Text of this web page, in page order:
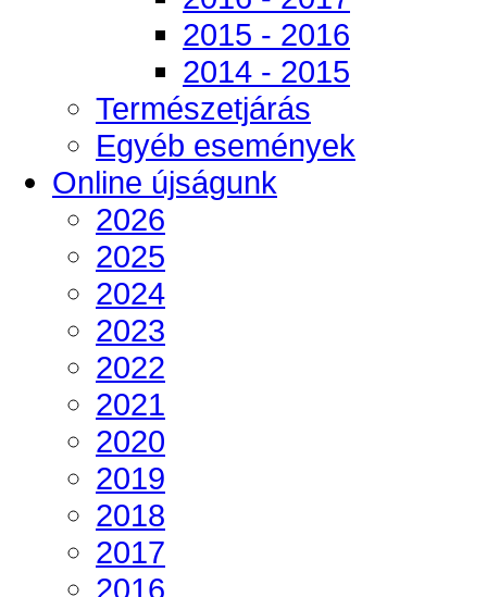
2015 - 2016
2014 - 2015
Természetjárás
Egyéb események
Online újságunk
2026
2025
2024
2023
2022
2021
2020
2019
2018
2017
2016